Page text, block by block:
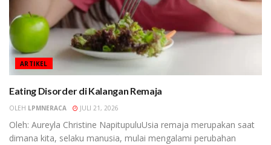
ARTIKEL
Eating Disorder di Kalangan Remaja
OLEH LPMNERACA JULI 21, 2026
Oleh: Aureyla Christine NapitupuluUsia remaja merupakan saat
dimana kita, selaku manusia, mulai mengalami perubahan